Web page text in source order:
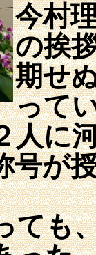
今村
の挨
期せ
って
人に
号が
ても